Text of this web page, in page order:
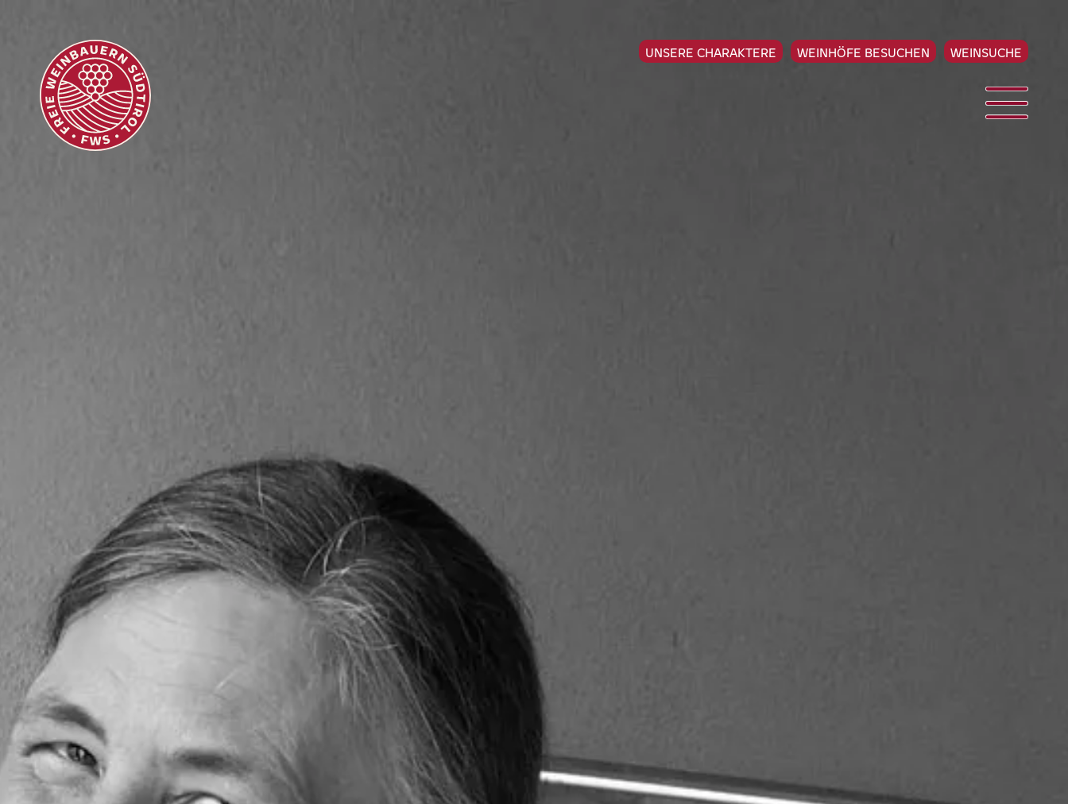
UNSERE CHARAKTERE WEINHÖFE BESUCHEN WEINSUCHE